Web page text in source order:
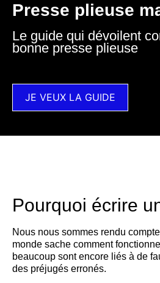
Presse plieuse
Le guide qui dévoilent
bonne presse plieuse
JE VEUX LA GUIDE
Pourquoi écrire
Nous nous sommes rendu
monde sache comment
beaucoup sont encore liés à de
des préjugés erronés.